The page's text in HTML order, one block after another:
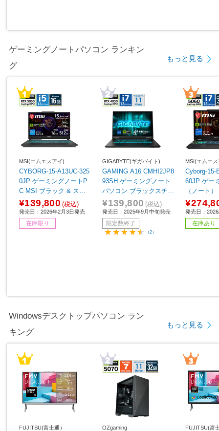
ゲーミングノートパソコン ランキン
グ
もっと見る
MSI(エムエスアイ)
CYBORG-15-A13UC-325
0JP ゲーミングノートP
C MSI ブラック & スケ
ルトン ［15.6型 /Window
s11 Home /intel Core i5 /
メモリ：16GB /SSD：51
2GB /日本語版キーボー
¥139,800 (税込)
発売日：2026年2月3日発売
在庫限り
GIGABYTE(ギガバイト)
GAMING A16 CMHI2JP8
93SH ゲーミングノート
パソコン ブラックスチー
ル ［16.0型 /Windows11
Home /intel Core i7 /メモ
リ：16GB /SSD：512GB
/日本語版キーボード /20
¥139,800 (税込)
発売日：2025年9月中旬発売
限定数終了
（2）
MSI(エムエ
Cyborg-15-
60JP ゲー
（ノート
セイグレ
［15.6型 /
me /intel
リ：32GB
発売日：
在庫あり
Windowsデスクトップパソコン ラン
キング
もっと見る
FUJITSU(富士通） OZgaming FUJITSU(富